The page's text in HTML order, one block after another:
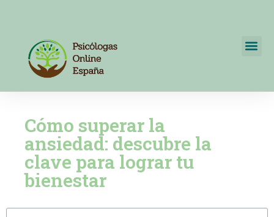
Cómo superar la
ansiedad: descubre la
clave para lograr tu
bienestar